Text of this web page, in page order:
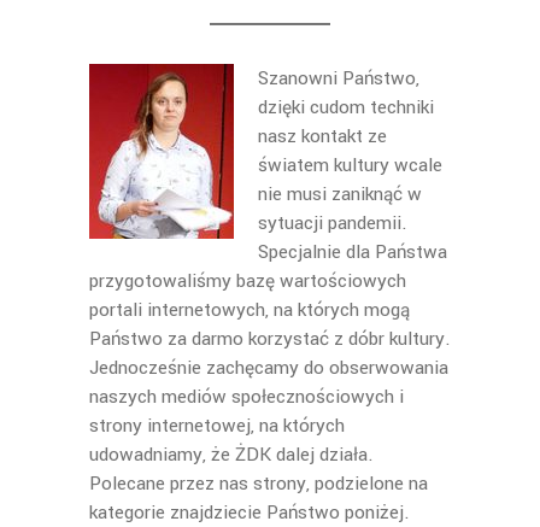
Szanowni Państwo,
dzięki cudom techniki
nasz kontakt ze
światem kultury wcale
nie musi zaniknąć w
sytuacji pandemii.
Specjalnie dla Państwa
przygotowaliśmy bazę wartościowych
portali internetowych, na których mogą
Państwo za darmo korzystać z dóbr kultury.
Jednocześnie zachęcamy do obserwowania
naszych mediów społecznościowych i
strony internetowej, na których
udowadniamy, że ŻDK dalej działa.
Polecane przez nas strony, podzielone na
kategorie znajdziecie Państwo poniżej.